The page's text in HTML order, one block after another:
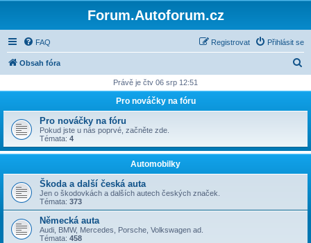
Forum.Autoforum.cz
FAQ Přihlásit se
Registrovat
Obsah fóra
d
t
Právě je čtv 06 srp 12:51
Pro nováčky na fóru
Pro nováčky na fóru
Pokud jste u nás poprvé, začněte zde.
Témata: 4
Automobilky
Škoda a další česká auta
Jen o škodovkách a dalších autech českých značek.
Témata: 373
Německá auta
Audi, BMW, Mercedes, Porsche, Volkswagen ad.
Témata: 458